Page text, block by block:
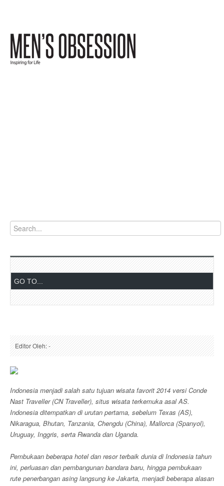
Editor Oleh: -
Indonesia menjadi salah satu tujuan wisata favorit 2014 versi Conde
Nast Traveller (CN Traveller), situs wisata terkemuka asal AS.
Indonesia ditempatkan di urutan pertama, sebelum Texas (AS),
Nikaragua, Bhutan, Tanzania, Chengdu (China), Mallorca (Spanyol),
Uruguay, Inggris, serta Rwanda dan Uganda.
Pembukaan beberapa hotel dan resor terbaik dunia di Indonesia tahun
ini, perluasan dan pembangunan bandara baru, hingga pembukaan
rute penerbangan asing langsung ke Jakarta, menjadi beberapa alasan